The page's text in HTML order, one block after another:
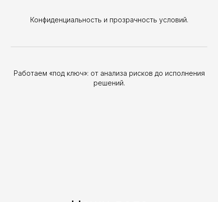
Конфиденциальность и прозрачность условий.
Работаем «под ключ»: от анализа рисков до исполнения
решений.